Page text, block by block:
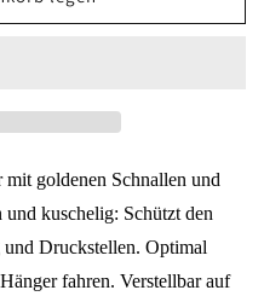
goldenen Schnallen und
kuschelig: Schützt den
Druckstellen. Optimal
fahren. Verstellbar auf